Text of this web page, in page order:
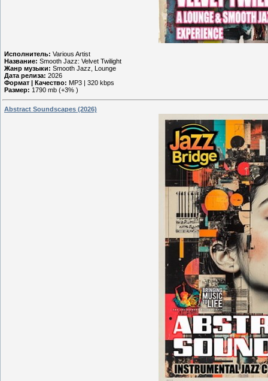
Исполнитель: Various Artist
Название: Smooth Jazz: Velvet Twilight
Жанр музыки: Smooth Jazz, Lounge
Дата релиза: 2026
Формат | Качество: MP3 | 320 kbps
Размер: 1790 mb (+3% )
Abstract Soundscapes (2026)